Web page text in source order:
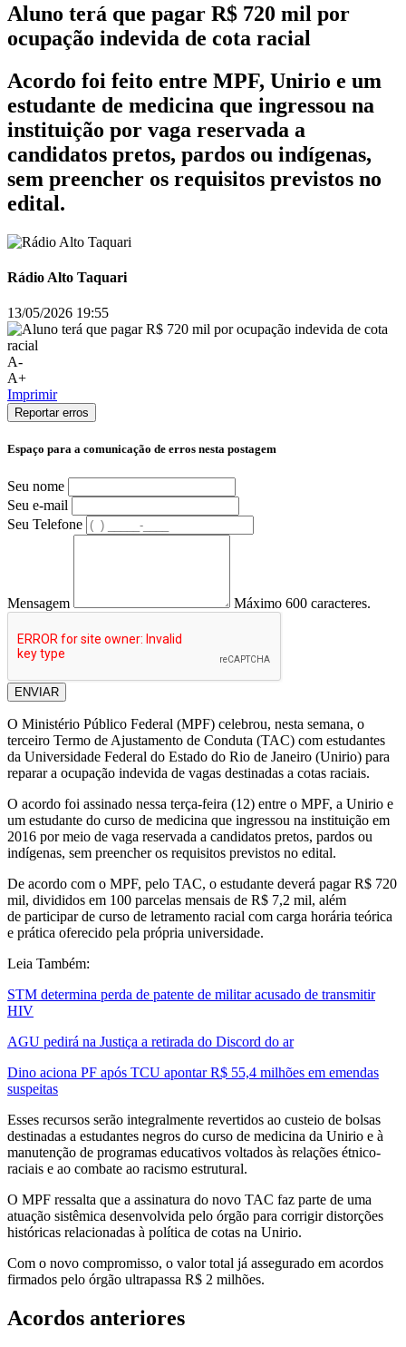
Aluno terá que pagar R$ 720 mil por
ocupação indevida de cota racial
Acordo foi feito entre MPF, Unirio e um
estudante de medicina que ingressou na
instituição por vaga reservada a
candidatos pretos, pardos ou indígenas,
sem preencher os requisitos previstos no
edital.
Rádio Alto Taquari
13/05/2026 19:55
A-
A+
Imprimir
Reportar erros
Espaço para a comunicação de erros nesta postagem
Seu nome
Seu e-mail
Seu Telefone
Mensagem Máximo 600 caracteres.
ENVIAR
O Ministério Público Federal (MPF) celebrou, nesta semana, o
terceiro Termo de Ajustamento de Conduta (TAC) com estudantes
da Universidade Federal do Estado do Rio de Janeiro (Unirio) para
reparar a ocupação indevida de vagas destinadas a cotas raciais.
O acordo foi assinado nessa terça-feira (12) entre o MPF, a Unirio e
um estudante do curso de medicina que ingressou na instituição em
2016 por meio de vaga reservada a candidatos pretos, pardos ou
indígenas, sem preencher os requisitos previstos no edital.
De acordo com o MPF, pelo TAC, o estudante deverá pagar R$ 720
mil, divididos em 100 parcelas mensais de R$ 7,2 mil, além
de participar de curso de letramento racial com carga horária teórica
e prática oferecido pela própria universidade.
Leia Também:
STM determina perda de patente de militar acusado de transmitir
HIV
AGU pedirá na Justiça a retirada do Discord do ar
Dino aciona PF após TCU apontar R$ 55,4 milhões em emendas
suspeitas
Esses recursos serão integralmente revertidos ao custeio de bolsas
destinadas a estudantes negros do curso de medicina da Unirio e à
manutenção de programas educativos voltados às relações étnico-
raciais e ao combate ao racismo estrutural.
O MPF ressalta que a assinatura do novo TAC faz parte de uma
atuação sistêmica desenvolvida pelo órgão para corrigir distorções
históricas relacionadas à política de cotas na Unirio.
Com o novo compromisso, o valor total já assegurado em acordos
firmados pelo órgão ultrapassa R$ 2 milhões.
Acordos anteriores